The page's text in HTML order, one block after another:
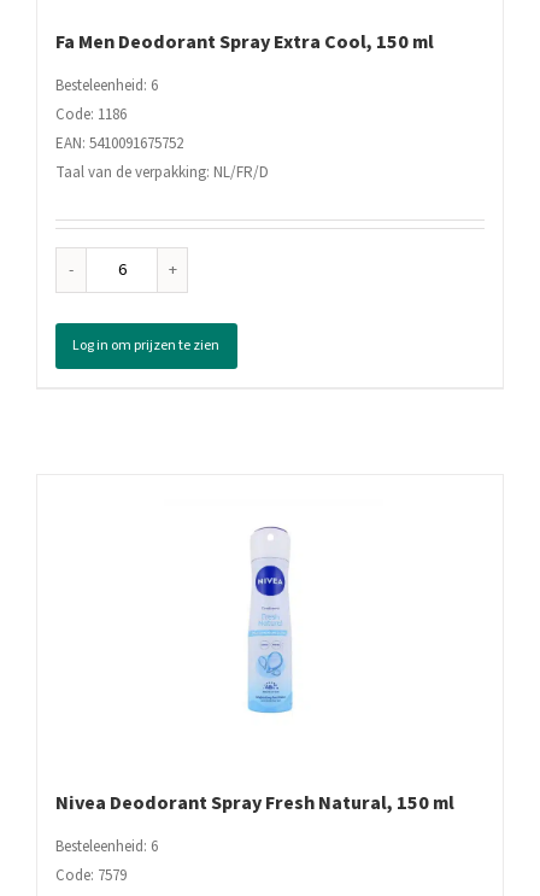
Fa Men Deodorant Spray Extra Cool, 150 ml
Besteleenheid: 6
Code: 1186
EAN: 5410091675752
Taal van de verpakking: NL/FR/D
Fa
Deodorant
Spray
Extra
Log in om prijzen te zien
Nivea Deodorant Spray Fresh Natural, 150 ml
Besteleenheid: 6
Code: 7579